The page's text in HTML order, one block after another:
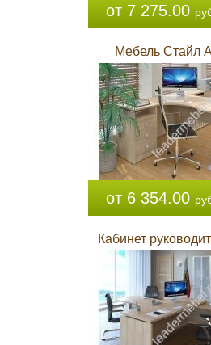
от 7 275.00
Мебель Стайл
от 6 354.00
Кабинет